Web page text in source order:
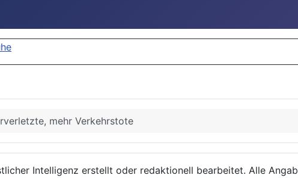
mehr Verkehrstote
Intelligenz erstellt oder redaktionell bearbeitet. Alle